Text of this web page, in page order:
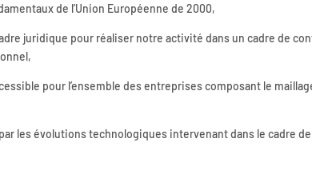
de l’Union Européenne de 2000,
juridique pour réaliser notre activité dans un cadre de
pour l’ensemble des entreprises composant le
les évolutions technologiques intervenant dans le cadre